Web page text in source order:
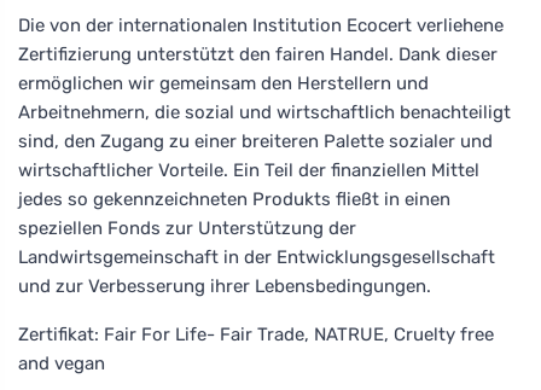
Die von der internationalen Institution Ecocert verliehene
Zertifizierung unterstützt den fairen Handel. Dank dieser
ermöglichen wir gemeinsam den Herstellern und
Arbeitnehmern, die sozial und wirtschaftlich benachteiligt
sind, den Zugang zu einer breiteren Palette sozialer und
wirtschaftlicher Vorteile. Ein Teil der finanziellen Mittel
jedes so gekennzeichneten Produkts fließt in einen
speziellen Fonds zur Unterstützung der
Landwirtsgemeinschaft in der Entwicklungsgesellschaft
und zur Verbesserung ihrer Lebensbedingungen.
Zertifikat: Fair For Life- Fair Trade, NATRUE, Cruelty free
and vegan